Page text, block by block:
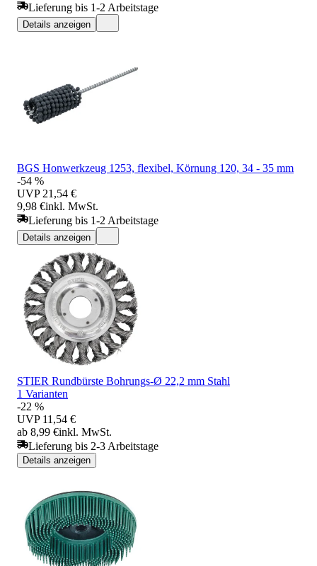
Lieferung bis 1-2 Arbeitstage
Details anzeigen
BGS Honwerkzeug 1253, flexibel, Körnung 120, 34 - 35 mm
-54 %
UVP 21,54 €
9,98 €inkl. MwSt.
Lieferung bis 1-2 Arbeitstage
Details anzeigen
STIER Rundbürste Bohrungs-Ø 22,2 mm Stahl
1 Varianten
-22 %
UVP 11,54 €
ab 8,99 €inkl. MwSt.
Lieferung bis 2-3 Arbeitstage
Details anzeigen